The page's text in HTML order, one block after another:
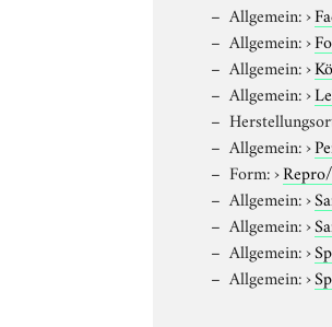
Allgemein:›
Allgemein:›
Allgemein:›
Allgemein:›
Allgemein:›
Form:›
Allgemein:›
Allgemein:›
Allgemein:›
Allgemein:›